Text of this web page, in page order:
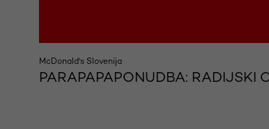
McDonald's Slovenija
PARAPAPAPONUDBA: RADIJSKI